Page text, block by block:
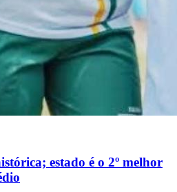
estado é o 2º melhor